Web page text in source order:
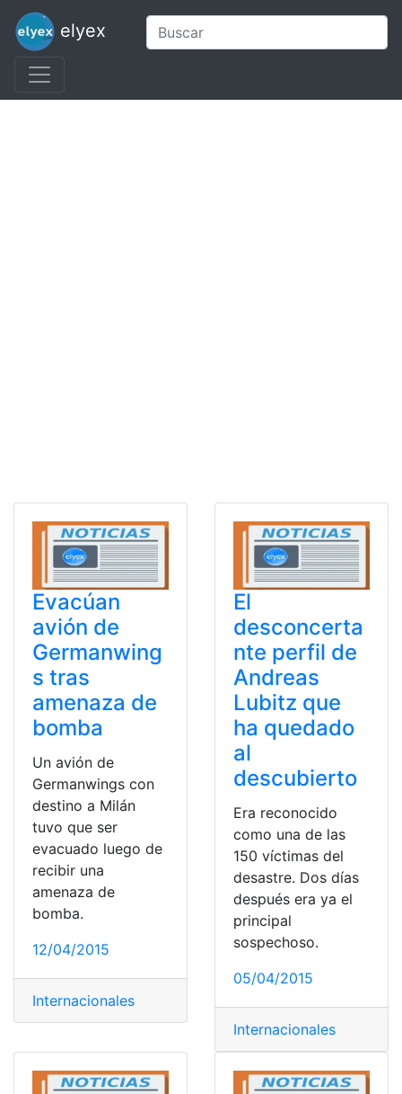
elyex
Evacúan
avión de
Germanwing
s tras
amenaza de
bomba
Un avión de
Germanwings con
destino a Milán
tuvo que ser
evacuado luego de
recibir una
amenaza de
bomba.
12/04/2015
Internacionales
El
desconcerta
nte perfil de
Andreas
Lubitz que
ha quedado
al
descubierto
Era reconocido
como una de las
150 víctimas del
desastre. Dos días
después era ya el
principal
sospechoso.
05/04/2015
Internacionales